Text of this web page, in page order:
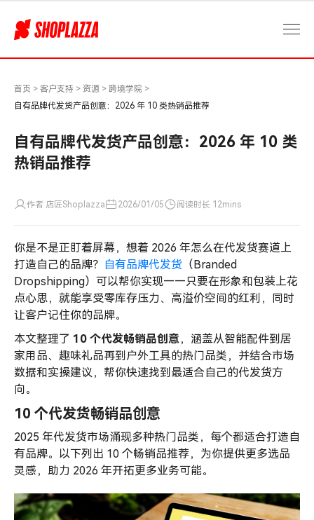
牌
意：
首页 > 客户支持 > 资源 > 跨境学院 >
自有品牌代发货产品创意：2026 年 10 类热销品推荐
自有品牌代发货产品创意：2026 年 10 类
热销品推荐
作者 店匠Shoplazza 2026/01/05 阅读时长 12mins
你是不是正盯着屏幕，想着 2026 年怎么在代发货赛道上
打造自己的品牌？ 自有品牌代发货 （Branded
Dropshipping）可以帮你实现——只要在形象和包装上花
点心思，就能享受零库存压力、高溢价空间的红利，同时
让客户记住你的品牌。
本文整理了 10 个代发畅销品创意，涵盖从智能配件到居
家用品、趣味礼品再到户外工具的热门品类，并结合市场
数据和实操建议，帮你快速找到最适合自己的代发货方
向。
10 个代发货畅销品创意
2025 年代发货市场涌现多种热门品类，每个都适合打造自
有品牌。以下列出 10 个畅销品推荐，为你提供更多选品
灵感，助力 2026 年开拓更多业务可能。